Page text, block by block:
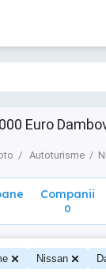
Euro
Autoturisme
Companii
0
Nissan